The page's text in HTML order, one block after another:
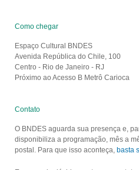
Como chegar
Espaço Cultural BNDES
Avenida República do Chile, 100
Centro - Rio de Janeiro - RJ
Próximo ao Acesso B Metrô Carioca
Contato
O BNDES aguarda sua presença e,
disponibiliza a programação, mês a
postal. Para que isso aconteça, basta